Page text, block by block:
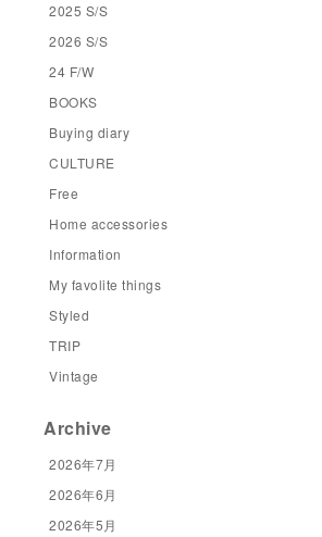
2025 S/S
2026 S/S
24 F/W
BOOKS
Buying diary
CULTURE
Free
Home accessories
Information
My favolite things
Styled
TRIP
Vintage
Archive
2026年7月
2026年6月
2026年5月